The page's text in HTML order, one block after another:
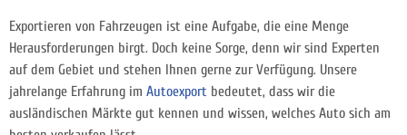
Exportieren von Fahrzeugen ist eine Aufgabe, die eine Menge
Herausforderungen birgt. Doch keine Sorge, denn wir sind Experten
auf dem Gebiet und stehen Ihnen gerne zur Verfügung. Unsere
jahrelange Erfahrung im Autoexport bedeutet, dass wir die
ausländischen Märkte gut kennen und wissen, welches Auto sich am